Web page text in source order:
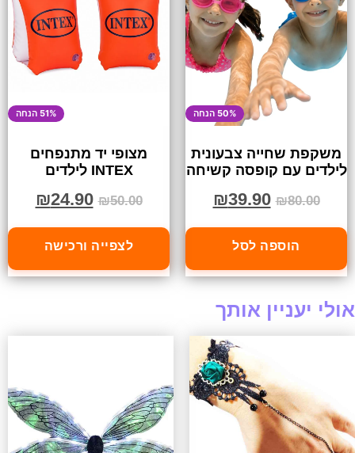
50% הנחה
משקפת שחייה צבעונית
לילדים עם קופסה קשיחה
₪80.00
₪39.90
הוספה לסל
51% הנחה
מצופי יד מתנפחים
INTEX לילדים
₪50.00
₪24.90
לצפייה ורכישה
אולי יעניין אותך